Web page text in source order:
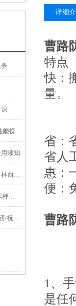
上海防爆叉车秤/隔爆叉车秤性能操作说明
须知
翁牛特旗磅称（阿旗叉车磅）林西叉车电子秤原理
武都叉车电子秤.礼县防爆叉车秤.成县防爆秤原理
南岗地磅/徐汇汽车衡/向阳地磅/祝桥汽车衡/前进地磅维修
详细
曹路
特点
快
量。
省
省人
惠
便
曹路
1、
是任